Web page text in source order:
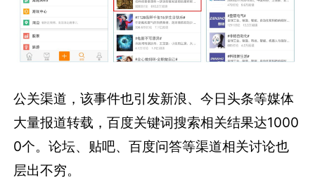
公关渠道，该事件也引发新浪、今日头条等媒体
大量报道转载，百度关键词搜索相关结果达1000
0个。论坛、贴吧、百度问答等渠道相关讨论也
层出不穷。